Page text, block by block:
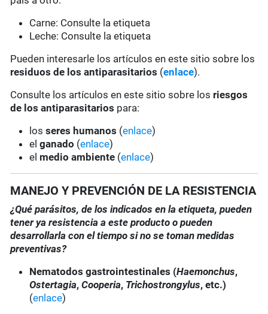
Carne: Consulte la etiqueta
Leche: Consulte la etiqueta
Pueden interesarle los artículos en este sitio sobre los
residuos de los antiparasitarios (enlace).
Consulte los artículos en este sitio sobre los riesgos
de los antiparasitarios para:
losseres humanos (enlace)
elganado (enlace)
el medio ambiente (enlace)
MANEJO Y PREVENCIÓN DE LA RESISTENCIA
¿Qué parásitos, de los indicados en la etiqueta, pueden
tener ya resistencia a este producto o pueden
desarrollarla con el tiempo si no se toman medidas
preventivas?
Nematodos gastrointestinales (Haemonchus,
Ostertagia,Cooperia, Trichostrongylus, etc.)
(enlace)